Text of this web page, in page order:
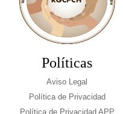
Políticas
Aviso Legal
Política de Privacidad
Política de Privacidad APP